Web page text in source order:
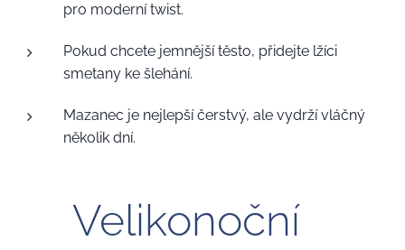
pro moderní twist.
Pokud chcete jemnější těsto, přidejte lžíci
smetany ke šlehání.
Mazanec je nejlepší čerstvý, ale vydrží vláčný
několik dní.
🥖 Velikonoční